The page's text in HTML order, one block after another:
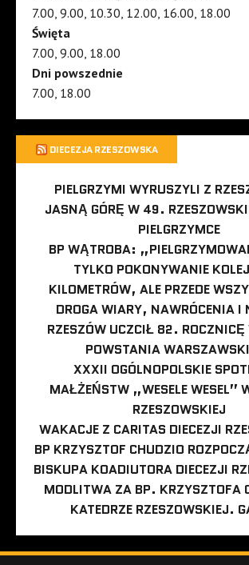
7.00, 9.00, 10.30, 12.00, 16.00, 18.00
Święta
7.00, 9.00, 18.00
Dni powszednie
7.00, 18.00
DIECEZJA RZESZOWSKA
PIELGRZYMI WYRUSZYLI Z
JASNĄ GÓRĘ W 49.
PIELGRZYMCE
BP WĄTROBA:
TYLKO POKONYWANIE
KILOMETRÓW, ALE PRZEDE
DROGA WIARY, NAWRÓCENIA I
RZESZÓW UCZCIŁ 82. ROCZNICĘ
POWSTANIA
XXXII OGÓLNOPOLSKIE
MAŁŻEŃSTW „WESELE WESEL”
RZESZOWSKIEJ
WAKACJE Z CARITAS DIECEZJI
BP KRZYSZTOF CHUDZIO
BISKUPA KOADIUTORA DIECEZJI
MODLITWA ZA BP. KRZYSZTOFA
KATEDRZE RZESZOWSKIEJ.